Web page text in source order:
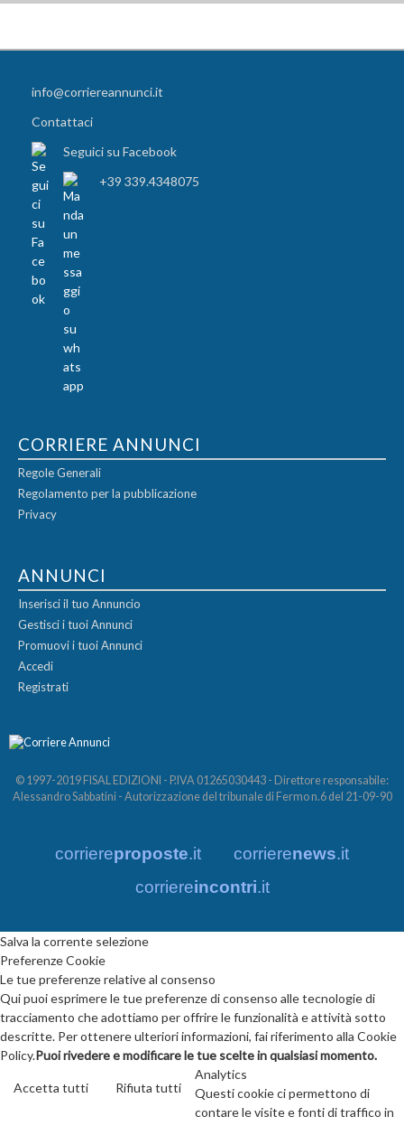
info@corriereannunci.it
Contattaci
Seguici su Facebook
+39 339.4348075
CORRIERE ANNUNCI
Regole Generali
Regolamento per la pubblicazione
Privacy
ANNUNCI
Inserisci il tuo Annuncio
Gestisci i tuoi Annunci
Promuovi i tuoi Annunci
Accedi
Registrati
© 1997-2019 FISAL EDIZIONI - P.IVA 01265030443 - Direttore responsabile:
Alessandro Sabbatini - Autorizzazione del tribunale di Fermo n.6 del 21-09-90
corriereproposte.it corrierenews.it
corriereincontri.it
Salva la corrente selezione
Preferenze Cookie
Le tue preferenze relative al consenso
Qui puoi esprimere le tue preferenze di consenso alle tecnologie di
tracciamento che adottiamo per offrire le funzionalità e attività sotto
descritte. Per ottenere ulteriori informazioni, fai riferimento alla Cookie
Policy.Puoi rivedere e modificare le tue scelte in qualsiasi momento.
Accetta tutti Rifiuta tutti
Analytics
Questi cookie ci permettono di
contare le visite e fonti di traffico in